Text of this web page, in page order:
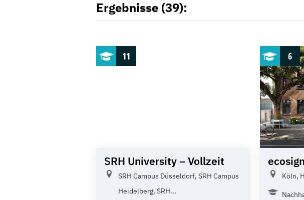
Ergebnisse (39):
11
SRH University – Vollzeit
SRH Campus Düsseldorf, SRH Campus
Heidelberg, SRH...
6
ecosign
Köln,